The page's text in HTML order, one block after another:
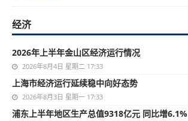
经济
2026年上半年金山区经济运行情况
2026年8月4日 星期二 17:33
上海市经济运行延续稳中向好态势
2026年8月3日 星期一 17:33
浦东上半年地区生产总值9318亿元 同比增6.1%